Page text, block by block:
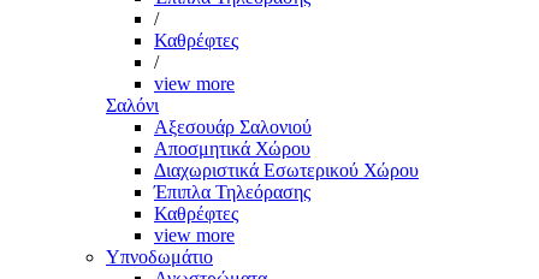
/
Καθρέφτες
/
view more
Σαλόνι
Αξεσουάρ Σαλονιού
Αποσμητικά Χώρου
Διαχωριστικά Εσωτερικού Χώρου
Έπιπλα Τηλεόρασης
Καθρέφτες
view more
Υπνοδωμάτιο